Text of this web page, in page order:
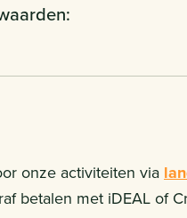
onze activiteiten via
betalen met iDEAL of